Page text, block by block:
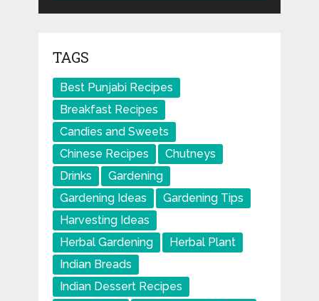
TAGS
Best Punjabi Recipes
Breakfast Recipes
Candies and Sweets
Chinese Recipes
Chutneys
Drinks
Gardening
Gardening Ideas
Gardening Tips
Harvesting Ideas
Herbal Gardening
Herbal Plant
Indian Breads
Indian Dessert Recipes